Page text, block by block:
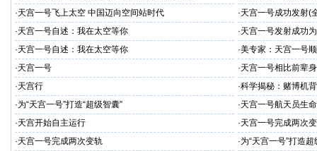
·天宫一号飞上太空 中国迈向空间站时代 ·天宫一号成功发射(
·天宫一号自述：我在太空等你 ·天宫一号发射成功
·天宫一号自述：我在太空等你 ·美专家：天宫一号
·天宫一号 ·天宫一号相比前辈
·天宫行 ·科学揭秘：赌博机
·为“天宫一号”打造“超级智囊” ·天宫一号航天员生
·天宫开始自主运行 ·天宫一号完成两次
·天宫一号完成两次变轨 ·为“天宫一号”打造